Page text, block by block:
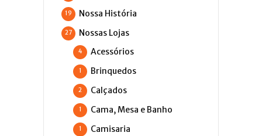
Nossa História
19
Nossas Lojas
27
Acessórios
4
Brinquedos
1
Calçados
2
Cama, Mesa e Banho
1
Camisaria
1